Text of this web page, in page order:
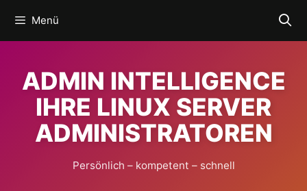
Inhalt
springen
Menü
ADMIN INTELLIGENCE
IHRE LINUX SERVER
ADMINISTRATOREN
Persönlich – kompetent – schnell